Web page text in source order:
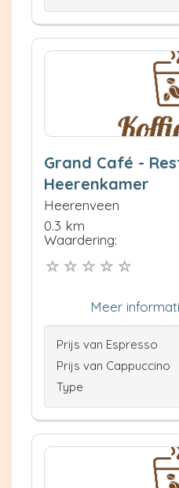
Grand Café -
Heerenkamer
Heerenveen
0.3 km
Waardering:
Meer
Prijs van Espresso
Prijs van Cappuccino
Type